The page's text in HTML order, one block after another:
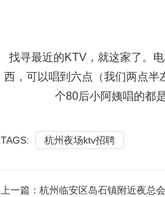
找寻最近的KTV，就这家了。
西，可以唱到六点（我们两点半
个80后小阿姨唱的都
TAGS: 杭州夜场ktv招聘
上一篇： 杭州临安区岛石镇附近夜总